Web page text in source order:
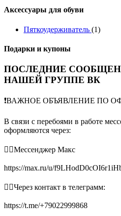
Аксессуары для обуви
Пяткоудерживатель (1)
Подарки и купоны
ПОСЛЕДНИЕ
НАШЕЙ ГРУППЕ ВК
❗️ВАЖНОЕ ОБЪЯВЛЕНИЕ ПО
В связи с перебоями в работе
оформляются через:
👉🏻Мессенджер Макс
https://max.ru/u/
👉🏻Через контакт в телеграмм:
https://t.me/+79022999868